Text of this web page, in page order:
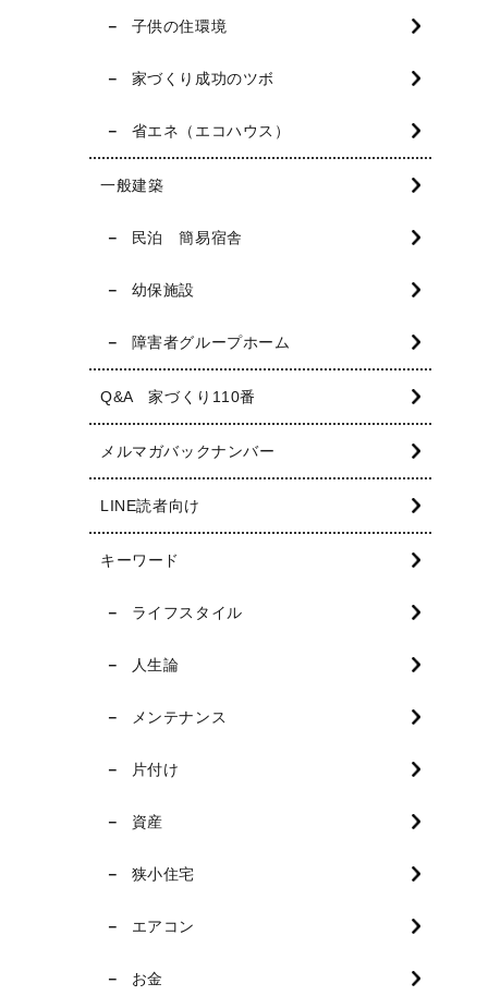
子供の住環境
家づくり成功のツボ
省エネ（エコハウス）
一般建築
民泊 簡易宿舎
幼保施設
障害者グループホーム
Q&A 家づくり110番
メルマガバックナンバー
LINE読者向け
キーワード
ライフスタイル
人生論
メンテナンス
片付け
資産
狭小住宅
エアコン
お金